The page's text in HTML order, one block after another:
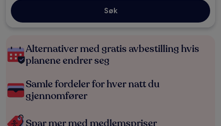
Søk
Alternativer med gratis avbestilling hvis
planene endrer seg
Samle fordeler for hver natt du
gjennomfører
Spar mer med medlemspriser